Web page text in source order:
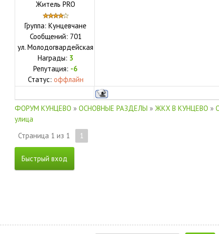
Житель PRO
Группа: Кунцевчане
Сообщений: 701
ул. Молодогвардейская
Награды: 3
Репутация: -6
Статус: оффлайн
ФОРУМ КУНЦЕВО » ОСНОВНЫЕ РАЗДЕЛЫ » ЖКХ В КУНЦЕВО »
улица
Страница 1 из 1 1